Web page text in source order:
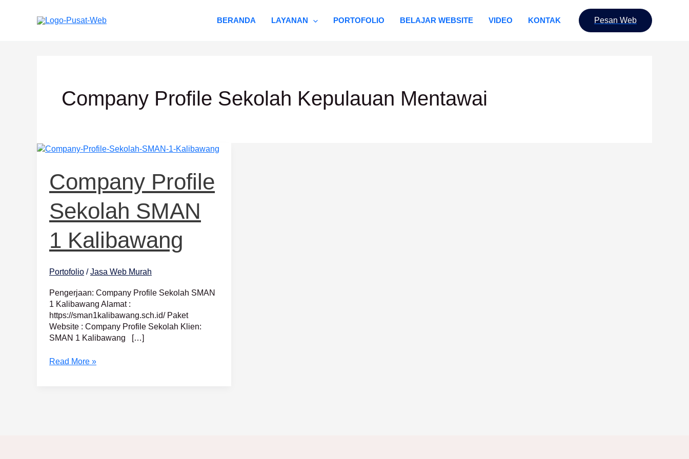
BERANDA LAYANAN PORTOFOLIO BELAJAR WEBSITE VIDEO KONTAK Pesan Web
Company Profile Sekolah Kepulauan Mentawai
Company Profile
Sekolah SMAN
1 Kalibawang
Portofolio /Jasa Web Murah
Pengerjaan: Company Profile Sekolah SMAN
1 Kalibawang Alamat :
https://sman1kalibawang.sch.id/ Paket
Website : Company Profile Sekolah Klien:
SMAN 1 Kalibawang […]
Company
SMAN
1
Kalibawang
Read More »